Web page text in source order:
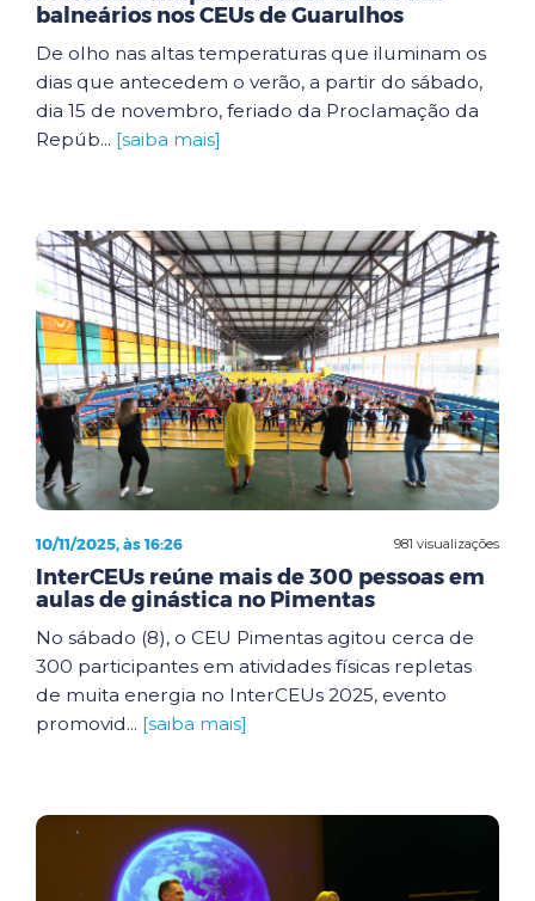
balneários nos CEUs de Guarulhos
De olho nas altas temperaturas que iluminam os
dias que antecedem o verão, a partir do sábado,
dia 15 de novembro, feriado da Proclamação da
Repúb... [saiba mais]
981 visualizações
10/11/2025, às 16:26
InterCEUs reúne mais de 300 pessoas em
aulas de ginástica no Pimentas
No sábado (8), o CEU Pimentas agitou cerca de
300 participantes em atividades físicas repletas
de muita energia no InterCEUs 2025, evento
promovid... [saiba mais]